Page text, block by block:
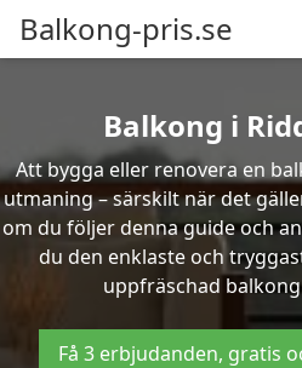
Balkong-pris.se
Balkong i
Att bygga eller renovera en
utmaning – särskilt när det
om du följer denna guide och
du den enklaste och
uppfräschad
Få 3 erbjudanden, gratis